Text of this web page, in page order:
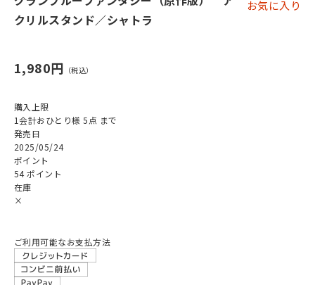
クリルスタンド／シャトラ
お気に入り
1,980円
購入上限
1会計おひとり様 5点 まで
発売日
2025/05/24
ポイント
54 ポイント
在庫
×
ご利用可能なお支払方法